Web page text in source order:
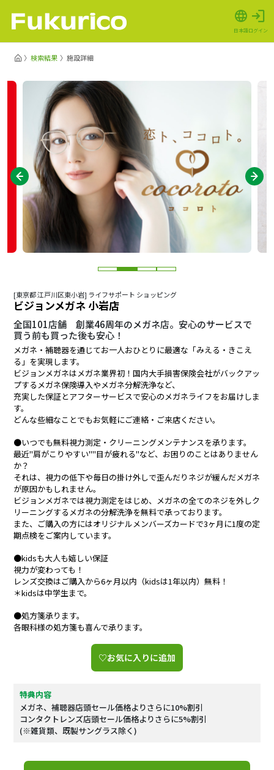
日本語ログイン
検索結果 施設詳細
[東京都 江戸川区東小岩] ライフサポート ショッピング
ビジョンメガネ 小岩店
全国101店舗 創業46周年のメガネ店。安心のサービスで
買う前も買った後も安心！
メガネ・補聴器を通じてお一人おひとりに最適な「みえる・きこえ
る」を実現します。
ビジョンメガネはメガネ業界初！国内大手損害保険会社がバックアッ
プするメガネ保険導入やメガネ分解洗浄など、
充実した保証とアフターサービスで安心のメガネライフをお届けしま
す。
どんな些細なことでもお気軽にご連絡・ご来店ください。
●いつでも無料視力測定・クリーニングメンテナンスを承ります。
最近"肩がこりやすい""目が疲れる"など、お困りのことはありません
か？
それは、視力の低下や毎日の掛け外しで歪んだりネジが緩んだメガネ
が原因かもしれません。
ビジョンメガネでは視力測定をはじめ、メガネの全てのネジを外しク
リーニングするメガネの分解洗浄を無料で承っております。
また、ご購入の方にはオリジナルメンバーズカードで3ヶ月に1度の定
期点検をご案内しています。
●kidsも大人も嬉しい保証
視力が変わっても！
レンズ交換はご購入から6ヶ月以内（kidsは1年以内）無料！
＊kidsは中学生まで。
●処方箋承ります。
各眼科様の処方箋も喜んで承ります。
♡お気に入りに追加
特典内容
メガネ、補聴器店頭セール価格よりさらに10%割引
コンタクトレンズ店頭セール価格よりさらに5%割引
(※雑貨類、既製サングラス除く)